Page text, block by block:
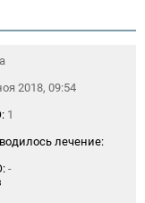
2018, 09:54
1
лечение:
-